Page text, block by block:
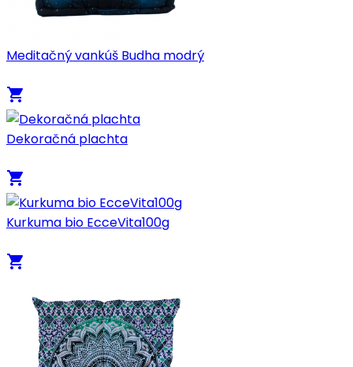
Meditačný vankúš Budha modrý
local_grocery_store
Dekoračná plachta
local_grocery_store
Kurkuma bio EcceVita100g
local_grocery_store